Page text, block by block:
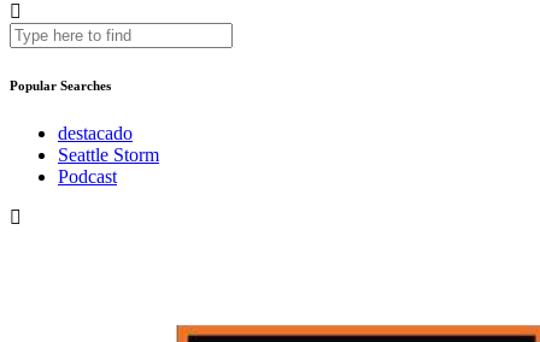
Popular Searches
destacado
Seattle Storm
Podcast